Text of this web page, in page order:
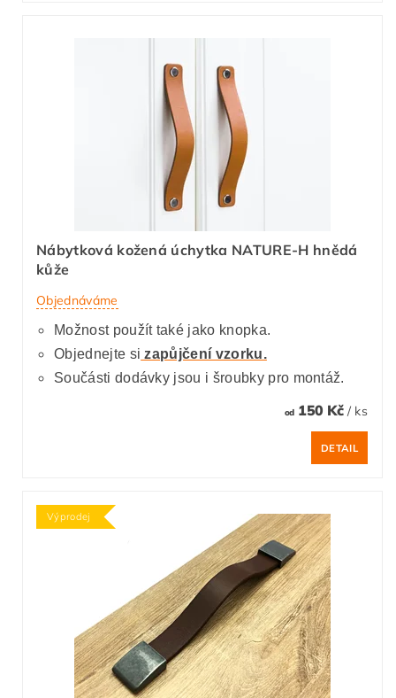
Nábytková kožená úchytka NATURE-H hnědá
kůže
Objednáváme
Možnost použít také jako knopka.
Objednejte si zapůjčení vzorku.
Součásti dodávky jsou i šroubky pro montáž.
od150 Kč / ks
DETAIL
Výprodej